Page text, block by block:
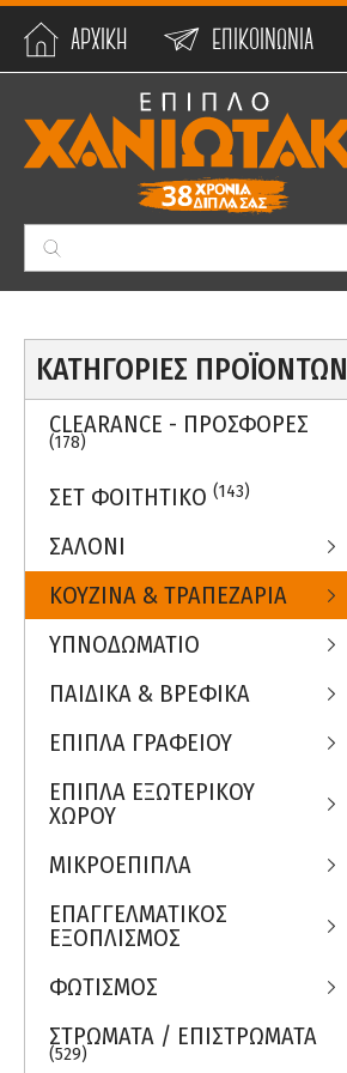
ΑΡΧΙΚΗ ΕΠΙΚΟΙΝΩΝΙΑ
ΚΑΤΗΓΟΡΙΕΣ ΠΡΟΪΟΝΤΩΝ
CLEARANCE - ΠΡΟΣΦΟΡΕΣ
(178)
ΣΕΤ ΦΟΙΤΗΤΙΚΟ (143)
ΣΑΛΟΝΙ
ΚΟΥΖΙΝΑ & ΤΡΑΠΕΖΑΡΙΑ
ΥΠΝΟΔΩΜΑΤΙΟ
ΠΑΙΔΙΚΑ & ΒΡΕΦΙΚΑ
ΕΠΙΠΛΑ ΓΡΑΦΕΙΟΥ
ΕΠΙΠΛΑ ΕΞΩΤΕΡΙΚΟΥ
ΧΩΡΟΥ
ΜΙΚΡΟΕΠΙΠΛΑ
ΕΠΑΓΓΕΛΜΑΤΙΚΟΣ
ΕΞΟΠΛΙΣΜΟΣ
ΦΩΤΙΣΜΟΣ
ΣΤΡΩΜΑΤΑ / ΕΠΙΣΤΡΩΜΑΤΑ
(529)